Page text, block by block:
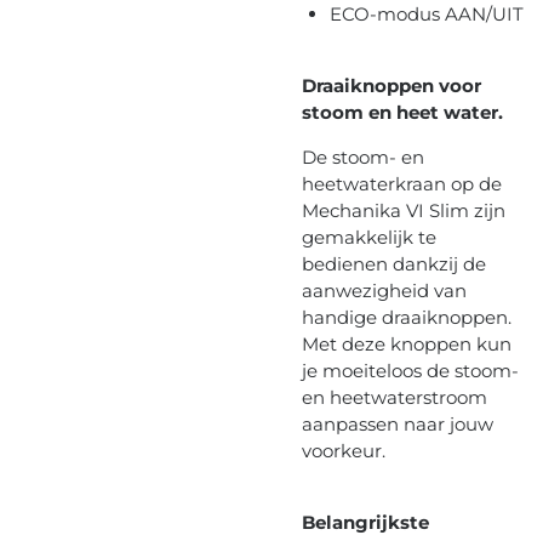
ECO-modus AAN/UIT
Draaiknoppen voor
stoom en heet water.
De stoom- en
heetwaterkraan op de
Mechanika VI Slim zijn
gemakkelijk te
bedienen dankzij de
aanwezigheid van
handige draaiknoppen.
Met deze knoppen kun
je moeiteloos de stoom-
en heetwaterstroom
aanpassen naar jouw
voorkeur.
Belangrijkste